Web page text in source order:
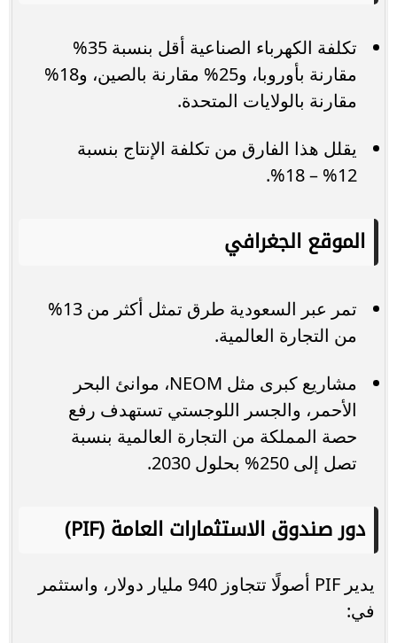
تكلفة الكهرباء الصناعية أقل بنسبة 35%
مقارنة بأوروبا، و25% مقارنة بالصين، و18%
مقارنة بالولايات المتحدة.
يقلل هذا الفارق من تكلفة الإنتاج بنسبة
12% – 18%.
الموقع الجغرافي
تمر عبر السعودية طرق تمثل أكثر من 13%
من التجارة العالمية.
مشاريع كبرى مثل NEOM، موانئ البحر
الأحمر، والجسر اللوجستي تستهدف رفع
حصة المملكة من التجارة العالمية بنسبة
تصل إلى 250% بحلول 2030.
دور صندوق الاستثمارات العامة (PIF)
يدير PIF أصولًا تتجاوز 940 مليار دولار، واستثمر
في: